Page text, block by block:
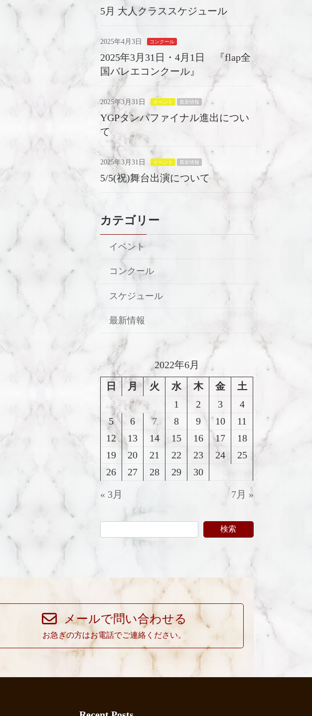
5月 大人クラススケジュール
2025年4月3日 コンクール
2025年3月31日・4月1日 『flap全
国バレエコンクール』
2025年3月31日 イベント 最新情報
YGPタンパファイナル進出につい
て
2025年3月31日 イベント 最新情報
5/5(祝)舞台出演について
カテゴリー
イベント
コンクール
スケジュール
最新情報
2022年6月
日
月 火 水 木 金
土
1
2 3
4
5
6 7 8 9 10
11
12
13 14 15 16 17
18
19
20 21 22 23 24
25
26
27 28 29 30
« 3月 7月 »
検索
メールで問い合わせる
お急ぎの方はお電話でご連絡ください。